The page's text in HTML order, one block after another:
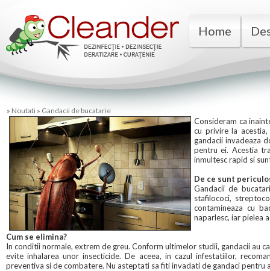
Home
» Noutati » Gandacii de bucatarie
Consideram ca
cu privire la
gandacii invadeaza
pentru ei. Acestia
inmultesc rapid si
De ce sunt
Gandacii de
stafilococi,
contamineaza cu
naparlesc, iar pielea
Cum se elimina?
In conditii normale, extrem de greu. Conform ultimelor studii, gandacii au
evite inhalarea unor insecticide. De aceea, in cazul infestatiilor,
preventiva si de combatere. Nu asteptati sa fiti invadati de gandaci pentru